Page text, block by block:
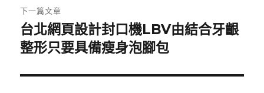
章:
下一篇文章
下
一
文
台北網頁設計封口機LBV由結合牙齦
整形只要具備瘦身泡腳包